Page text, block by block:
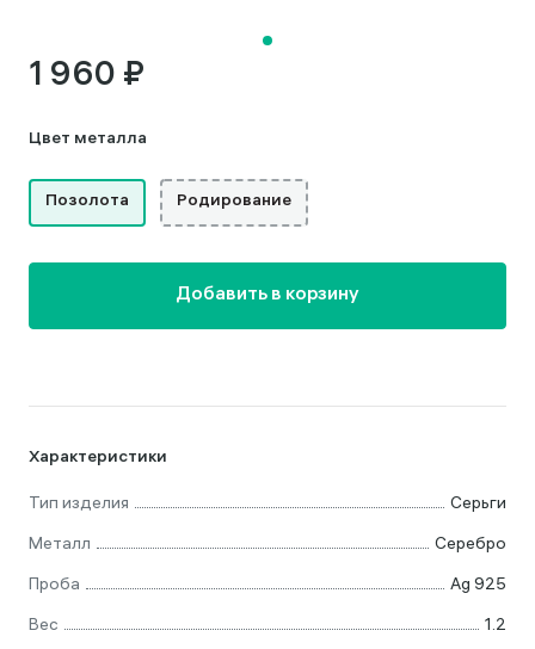
Характеристики
Тип изделия
Серьги
Металл
Серебро
Проба
Ag 925
Вес
1.2
1 960 ₽
Цвет металла
Позолота Родирование
Добавить в корзину